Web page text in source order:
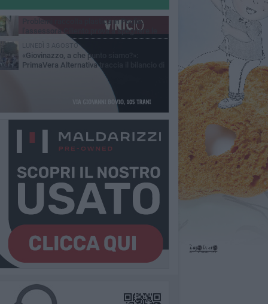
MERCOLEDÌ 5 AGOSTO
Problemi raccolta plastica in Puglia:
l'assessora Ciliento prova a spegnere le
LUNEDÌ 3 AGOSTO
«Giovinazzo, a che punto siamo?»:
PrimaVera Alternativa traccia il bilancio di